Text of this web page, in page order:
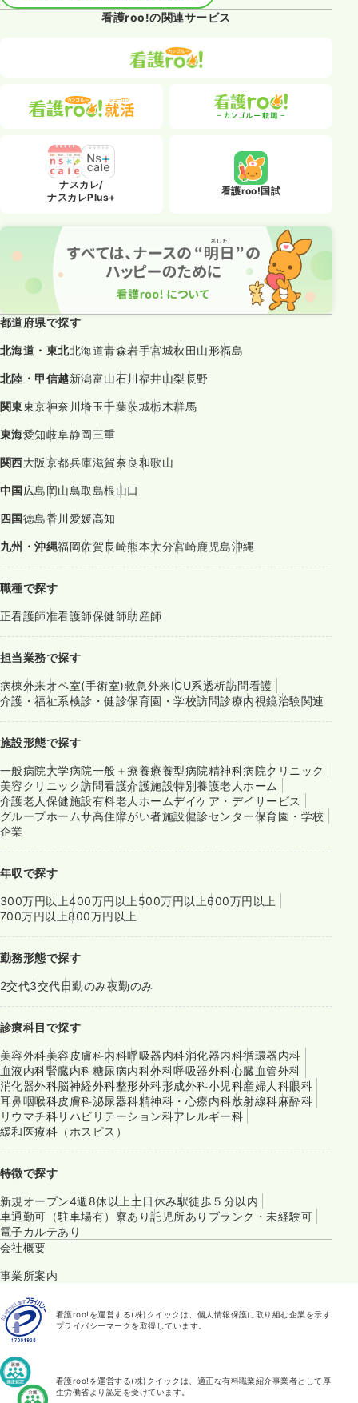
看護roo!の関連サービス
ナスカレ/
ナスカレPlus+
看護roo!国試
都道府県で探す
北海道・東北北海道青森岩手宮城秋田山形福島
北陸・甲信越新潟富山石川福井山梨長野
関東東京神奈川埼玉千葉茨城栃木群馬
東海愛知岐阜静岡三重
関西大阪京都兵庫滋賀奈良和歌山
中国広島岡山鳥取島根山口
四国徳島香川愛媛高知
九州・沖縄福岡佐賀長崎熊本大分宮崎鹿児島沖縄
職種で探す
正看護師准看護師保健師助産師
担当業務で探す
病棟外来オペ室(手術室)救急外来ICU系透析訪問看護
介護・福祉系検診・健診保育園・学校訪問診療内視鏡治験関連
施設形態で探す
一般病院大学病院一般＋療養療養型病院精神科病院クリニック
美容クリニック訪問看護介護施設特別養護老人ホーム
介護老人保健施設有料老人ホームデイケア・デイサービス
グループホームサ高住障がい者施設健診センター保育園・学校
企業
年収で探す
300万円以上400万円以上 500万円以上600万円以上
700万円以上800万円以上
勤務形態で探す
2交代3交代日勤のみ夜勤のみ
診療科目で探す
美容外科美容皮膚科内科呼吸器内科消化器内科循環器内科
血液内科腎臓内科糖尿病内科外科呼吸器外科心臓血管外科
消化器外科脳神経外科整形外科形成外科小児科産婦人科眼科
耳鼻咽喉科皮膚科泌尿器科精神科・心療内科放射線科麻酔科
リウマチ科リハビリテーション科アレルギー科
緩和医療科（ホスピス）
特徴で探す
新規オープン4週8休以上 土日休み駅徒歩５分以内
車通勤可（駐車場有） 寮あり託児所あり ブランク・未経験可
電子カルテあり
会社概要
事業所案内
看護roo!を運営する(株)クイックは、個人情報保護に取り組む企業を示す
プライバシーマークを取得しています。
看護roo!を運営する(株)クイックは、適正な有料職業紹介事業者として厚
生労働省より認定を受けています。